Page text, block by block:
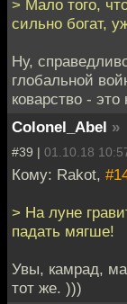
> Мало того,
сильно богат,
Ну,
глобальной
коварство - это
Colonel_Abel »
#39 | 01.10.18
Кому: Rakot,
> На луне
падать мягше!
Увы, камрад,
тот же. )))